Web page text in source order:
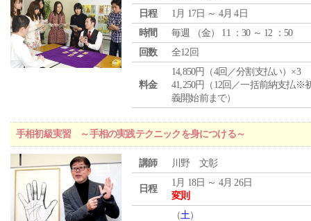
日程
1月 17日 ～ 4月 4日
時間
毎週 （金） 11 ：30 ～ 12 ：50
回数
全12回
料金
14,850円（4回／分割支払い）×3
41,250円（12回／一括前納支払※
義開始前まで）
手相初級実習 ～手相の実践テクニックを身につける～
講師 川野 文彰
日程
1月 18日 ～ 4月 26日
変則
（土）